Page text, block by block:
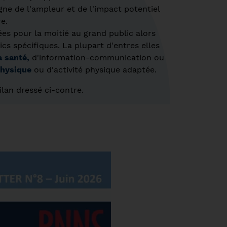
de l'ampleur et de l'impact potentiel
pour la moitié au grand public alors
spécifiques. La plupart d'entres elles
santé, d'information-communication ou
ou d'activité physique adaptée.
dressé ci-contre.